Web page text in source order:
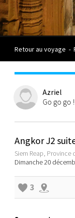
Retour au voyage -
Azriel
Go go go !
Angkor J2
Siem Reap, Province
Dimanche 20
3